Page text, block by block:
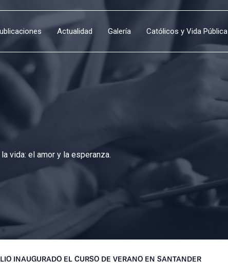
Actualidad Galería Católicos y Vida Pública
vida: el amor y la esperanza.
INAUGURADO EL CURSO DE VERANO EN SANTANDER